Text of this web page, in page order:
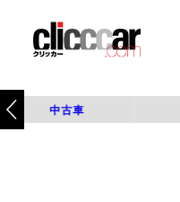
中古車